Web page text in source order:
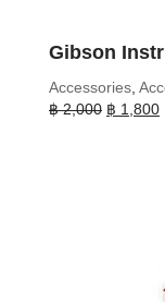
Gibson
Accessories,
฿2,000 Original
฿ 1,800